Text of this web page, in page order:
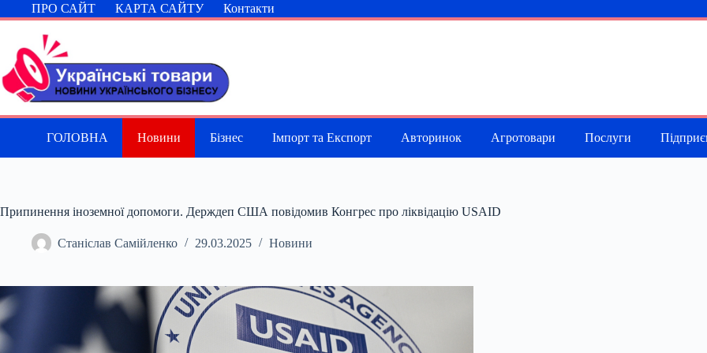
Перейти
до
ПРО САЙТ КАРТА САЙТУ Контакти
ГОЛОВНА Новини Бізнес Імпорт та Експорт Авторинок Агротовари Послуги
Припинення іноземної допомоги. Держдеп США повідомив Конгрес про ліквідацію USAID
Станіслав Самійленко 29.03.2025 Новини